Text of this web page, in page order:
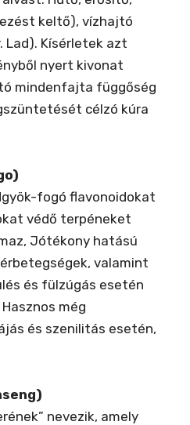
keltő), vízhajtó
Lad). Kísérletek azt
nyert kivonat
mindenfajta függőség
célzó kúra
fogó flavonoidokat
védő terpéneket
Jótékony hatású
valamint
és fülzúgás esetén
még
és szenilitás esetén,
nevezik, amely